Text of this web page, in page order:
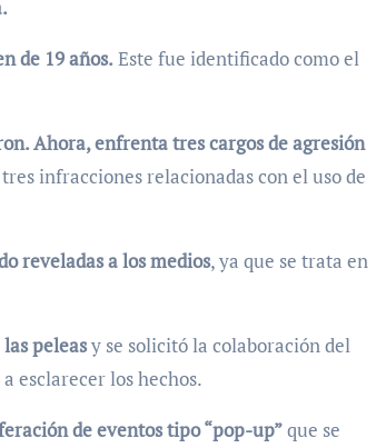
de 19 años. Este fue identificado como el
Ahora, enfrenta tres cargos de agresión
infracciones relacionadas con el uso de
reveladas a los medios, ya que se trata en
peleasy se solicitó la colaboración del
esclarecer los hechos.
de eventos tipo “pop-up”que se